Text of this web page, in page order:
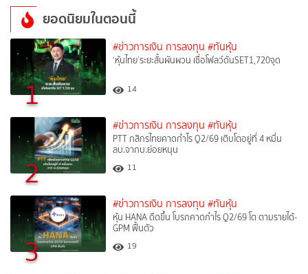
ยอดนิยมในตอนนี้
1
#ข่าวการเงิน การลงทุน #ทันหุ้น
‘หุ้นไทย’ระยะสั้นผันผวน เชื่อโฟลว์ดันSET1,720จุด
14
2
#ข่าวการเงิน การลงทุน #ทันหุ้น
PTT กสิกรไทยคาดกำไร Q2/69 เติบโตอยู่ที่ 4 หมื่น
ลบ.จากบ.ย่อยหนุน
11
3
#ข่าวการเงิน การลงทุน #ทันหุ้น
หุ้น HANA ดีดขึ้น โบรกคาดกำไร Q2/69 โต ตามรายได้-
GPM ฟื้นตัว
19